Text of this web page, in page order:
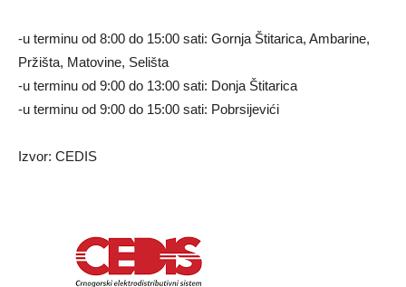
-u terminu od 8:00 do 15:00 sati: Gornja Štitarica, Ambarine,
Pržišta, Matovine, Selišta
-u terminu od 9:00 do 13:00 sati: Donja Štitarica
-u terminu od 9:00 do 15:00 sati: Pobrsijevići
Izvor: CEDIS